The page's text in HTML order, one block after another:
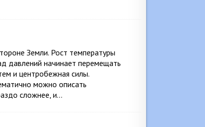
Земли. Рост температуры
давлений начинает перемещать
и центробежная силы.
можно описать
сложнее, и…